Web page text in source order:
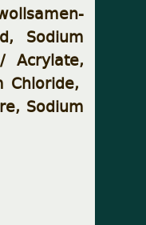
Sodium
Acrylate,
Chloride,
Sodium